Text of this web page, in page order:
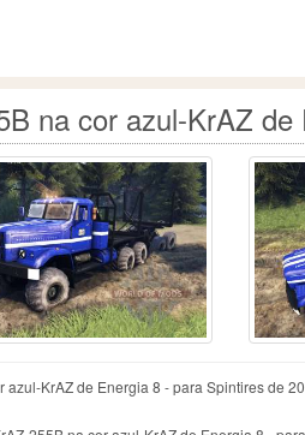
na cor azul-KrAZ
azul-KrAZ de Energia 8 - para Spintires de